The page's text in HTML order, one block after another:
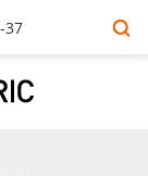
37